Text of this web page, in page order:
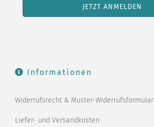
Informationen
Widerrufsrecht & Muster-Widerrufsformular
Liefer- und Versandkosten